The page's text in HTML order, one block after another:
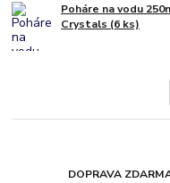
Poháre na vodu
Crystals (6 ks)
DOPRAVA